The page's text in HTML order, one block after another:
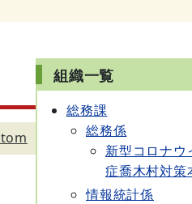
組織一覧
総務課
総務係
新型コロナウ
症喬木村対策
情報統計係